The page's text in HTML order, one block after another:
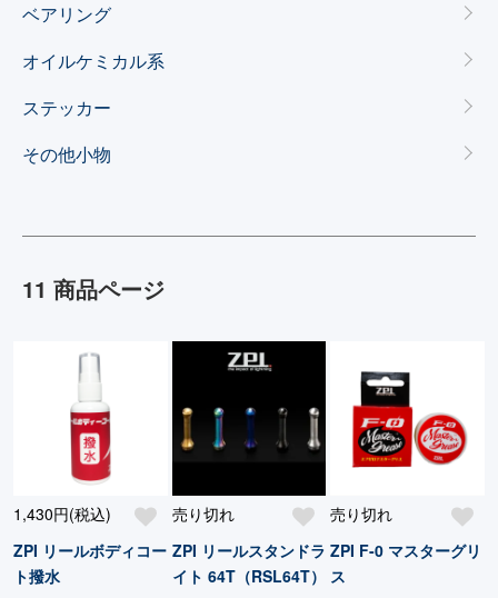
ベアリング
オイルケミカル系
ステッカー
その他小物
11 商品ページ
1,430円(税込)
ZPI リールボディコー
ト撥水
売り切れ
ZPI リールスタンドラ
イト 64T（RSL64T）
売り切れ
ZPI F-0 マスターグリ
ス